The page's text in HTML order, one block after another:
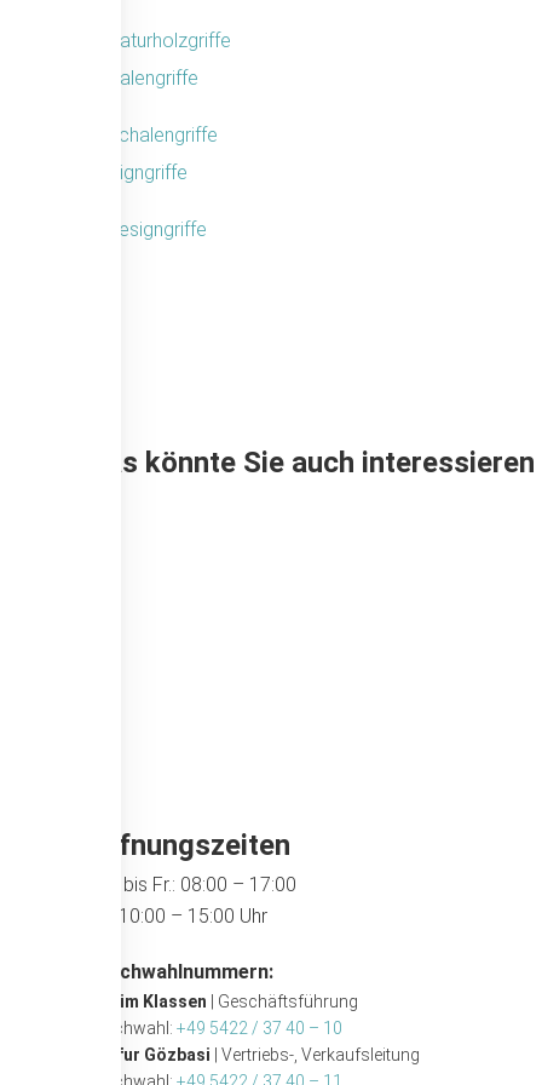
Schalengriffe
Designgriffe
Das könnte Sie auch interessieren
Öffnungszeiten
Mo. bis Fr.: 08:00 – 17:00
Sa: 10:00 – 15:00 Uhr
Durchwahlnummern:
Maxim Klassen | Geschäftsführung
Durchwahl: +49 5422 / 37 40 – 10
Tayfur Gözbasi | Vertriebs-, Verkaufsleitung